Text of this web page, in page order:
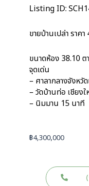
Listing ID:
ขายบ้านเปล่า ราค
ขนาดห้อง 38.10
จุดเด่น
– ศาลากลางจังหวั
– วัดบ้านท่อ เชียง
– นิมมาน 15 นาที
฿4,300,000